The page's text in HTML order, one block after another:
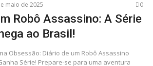
maio de 2025 0
Robô Assassino: A Série
ao Brasil!
Obsessão: Diário de um Robô Assassino
Série! Prepare-se para uma aventura